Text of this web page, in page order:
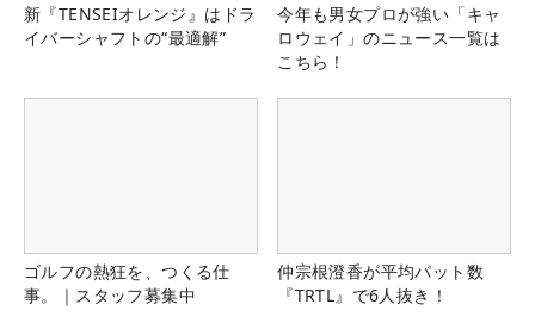
新『TENSEIオレンジ』はドラ
イバーシャフトの“最適解”
今年も男女プロが強い「キャ
ロウェイ」のニュース一覧は
こちら！
ゴルフの熱狂を、つくる仕
事。｜スタッフ募集中
仲宗根澄香が平均パット数
『TRTL』で6人抜き！